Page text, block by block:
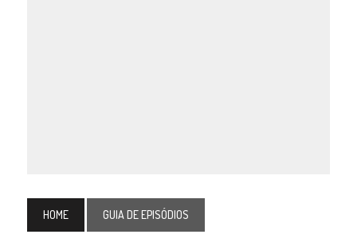
HOME GUIA DE EPISÓDIOS